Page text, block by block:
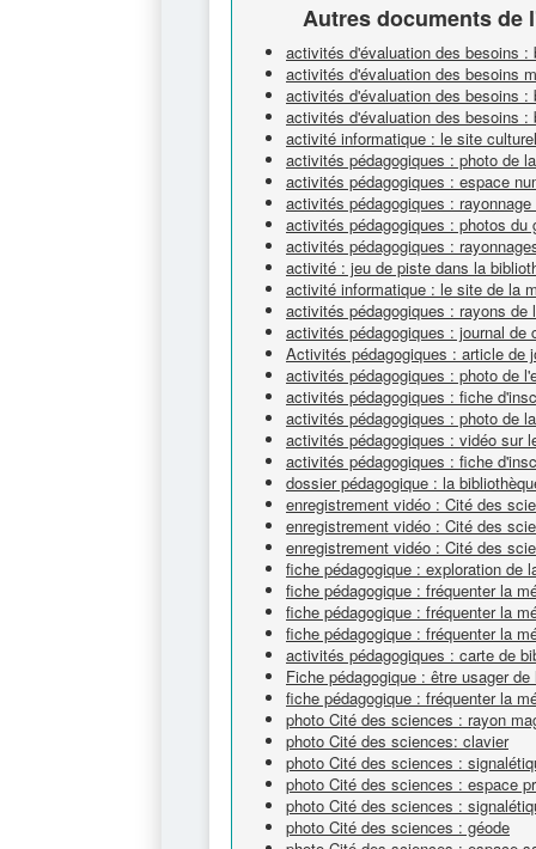
Autres documents de
activités d'évaluation des besoins :
activités d'évaluation des besoins
activités d'évaluation des besoins :
activités d'évaluation des besoins :
activité informatique : le site
activités pédagogiques : photo de
activités pédagogiques : espace
activités pédagogiques :
activités pédagogiques : photos du
activités pédagogiques :
activité : jeu de piste dans la
activité informatique : le site de la
activités pédagogiques : rayons de
activités pédagogiques : journal de
Activités pédagogiques : article de
activités pédagogiques : photo de
activités pédagogiques : fiche
activités pédagogiques : photo de
activités pédagogiques : vidéo sur
activités pédagogiques : fiche
dossier pédagogique : la
enregistrement vidéo : Cité des
enregistrement vidéo : Cité des
enregistrement vidéo : Cité des
fiche pédagogique : exploration de
fiche pédagogique : fréquenter la
fiche pédagogique : fréquenter la
fiche pédagogique : fréquenter la
activités pédagogiques : carte de
Fiche pédagogique : être usager
fiche pédagogique : fréquenter la
photo Cité des sciences : rayon
photo Cité des sciences: clavier
photo Cité des sciences :
photo Cité des sciences : espace
photo Cité des sciences :
photo Cité des sciences : géode